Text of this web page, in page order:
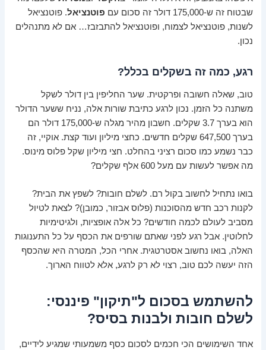
שבטוח זה ש-175,000 דולר זה סכום עם
פוטנציאל. פוטנציאל
לשנות, פוטנציאל לצמוח, ופוטנציאל להתבזבז… אם לא מתנהלים
נכון.
רגע, כמה זה בשקלים בכלל?
טוב, שאלה חשובה ופרקטית. שער החליפין בין דולר לשקל
משתנה כל הזמן. נכון לרגע כתיבת שורות אלה, נניח ששער הדולר
הוא בערך 3.7 שקלים. חשבון מהיר מגלה ש-175,000 דולר הם
בערך 647,500 שקלים חדשים. כחצי מיליון ועוד קצת. אוקיי, זה
כבר נשמע כמו סכום רציני בהחלט. חצי מיליון שקל פלוס מינוס.
מה אפשר לעשות עם מעל 600 אלף שקלים?
בואו נתחיל לחשוב בקול רם. לשלם חובות? לשפץ את הבית?
לקנות רכב חדש מהסוכנות (פלוס אבזור, כמובן)? לצאת לטיול
מסביב לעולם לכמה חודשים? כל אלה אופציות, ולגיטימיות
לחלוטין. אבל רגע לפני שאתם שורפים את הכסף על כל התענוגות
האלה, בואו נחשוב אסטרטגית. אחרי הכל, המטרה היא שהכסף
הזה יעשה לכם טוב, רצוי לא רק לרגע, אלא לטווח הארוך.
להשתמש בסכום ל"תיקון" פיננסי:
לשלם חובות ולבנות בסיס?
אחד השימושים הכי חכמים לסכום כסף משמעותי שמגיע לידיים,